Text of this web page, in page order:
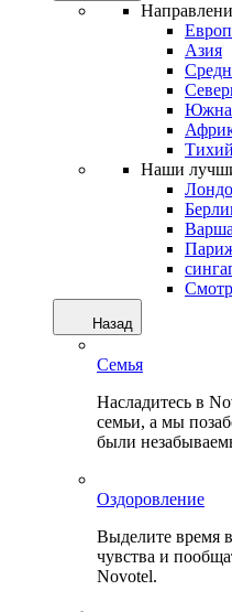
Азия
Наши
Назад
Семья
Насладитесь в
семьи, а мы
были
Оздоровление
Выделите время
чувства и
Novotel.